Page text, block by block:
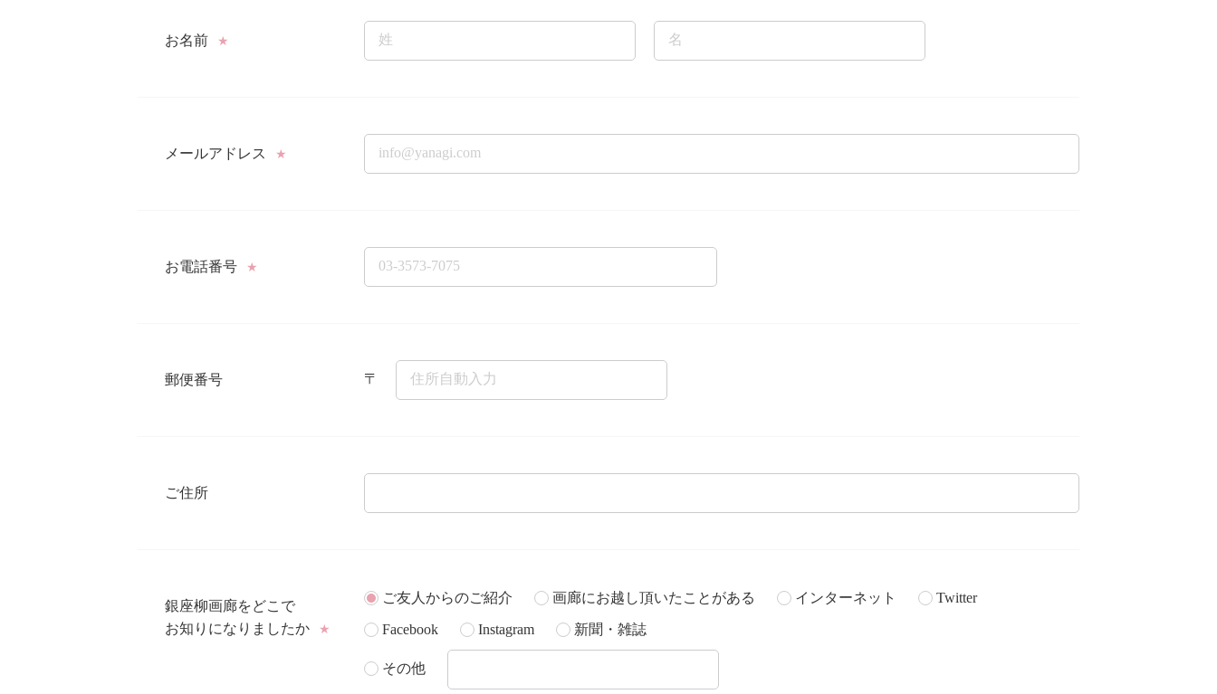
お名前 ★
メールアドレス ★
お電話番号 ★
郵便番号 〒
ご住所
銀座柳画廊をどこで
お知りになりましたか
★
ご友人からのご紹介 画廊にお越し頂いたことがある インターネット Twitter
Facebook Instagram 新聞・雑誌
その他